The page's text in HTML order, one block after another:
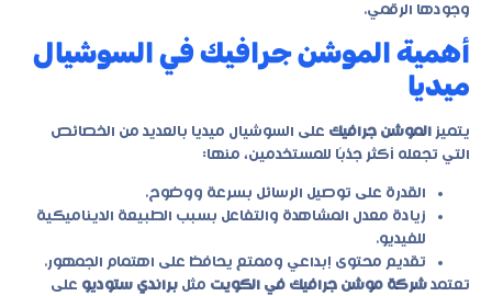
وجودها الرقمي.
أهمية الموشن جرافيك في السوشيال
ميديا
يتميز الموشن جرافيك على السوشيال ميديا بالعديد من الخصائص
التي تجعله أكثر جذبًا للمستخدمين، منها:
القدرة على توصيل الرسائل بسرعة ووضوح.
زيادة معدل المشاهدة والتفاعل بسبب الطبيعة الديناميكية
للفيديو.
تقديم محتوى إبداعي وممتع يحافظ على اهتمام الجمهور.
تعتمد شركة موشن جرافيك في الكويت مثل براندي ستوديو على